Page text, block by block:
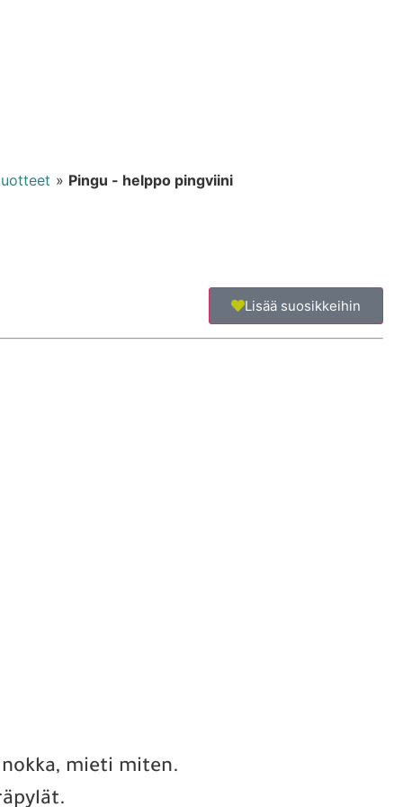
» Pingu - helppo pingviini
Lisää suosikkeihin
mieti miten.